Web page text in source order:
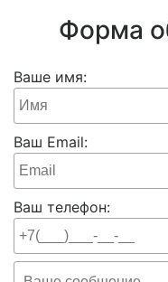
Форма
Ваше имя:
Ваш Email:
Ваш телефон: